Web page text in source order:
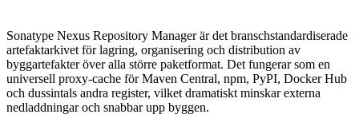
Sonatype Nexus Repository Manager är det branschstandardiserade
artefaktarkivet för lagring, organisering och distribution av
byggartefakter över alla större paketformat. Det fungerar som en
universell proxy-cache för Maven Central, npm, PyPI, Docker Hub
och dussintals andra register, vilket dramatiskt minskar externa
nedladdningar och snabbar upp byggen.